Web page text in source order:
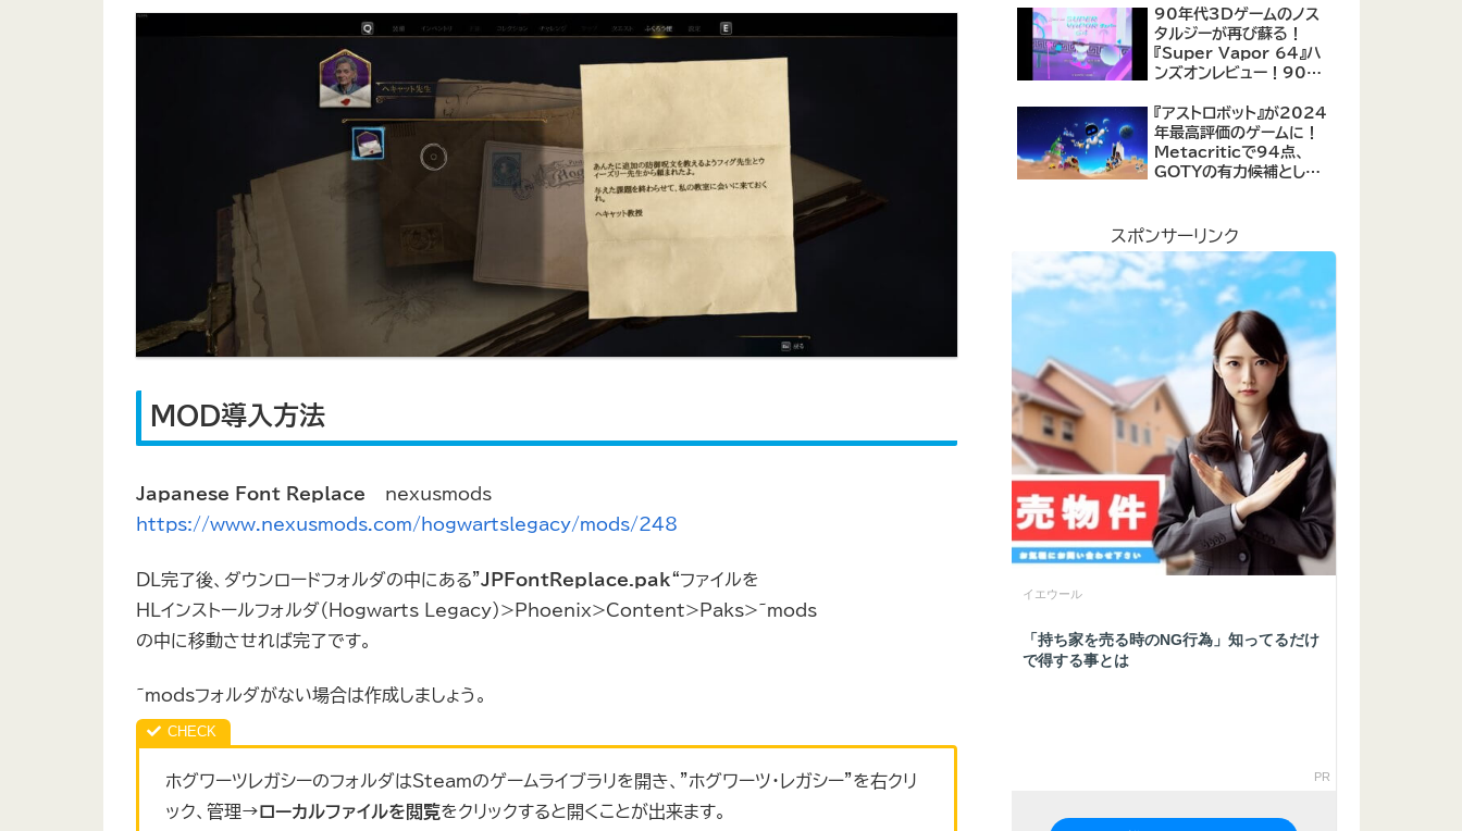
MOD導入方法
Japanese Font Replace – nexusmods
https://www.nexusmods.com/hogwartslegacy/mods/248
DL完了後、ダウンロードフォルダの中にある”JPFontReplace.pak“ファイルを
HLインストールフォルダ（Hogwarts Legacy）>Phoenix>Content>Paks>~mods
の中に移動させれば完了です。
~modsフォルダがない場合は作成しましょう。
ホグワーツレガシーのフォルダはSteamのゲームライブラリを開き、”ホグワーツ・レガシー”を右クリ
ック、管理→ローカルファイルを閲覧をクリックすると開くことが出来ます。
の復活
90年代3Dゲームのノス
タルジーが再び蘇る！
『Super Vapor 64』ハ
ンズオンレビュー！90年
再現したノスタルジックア
クション
『アストロボット』が2024
年最高評価のゲームに！
Metacriticで94点、
GOTYの有力候補として
スポンサーリンク